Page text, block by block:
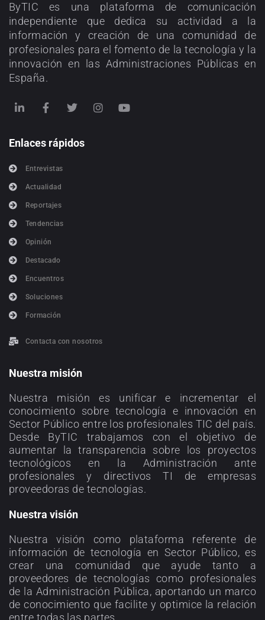
ByTIC es una plataforma de comunicación
independiente que dedica su actividad a la
información y creación de una comunidad de
profesionales para el fomento de la tecnología y la
innovación en las Administraciones Públicas en
España.
Enlaces rápidos
Entrevistas
Actualidad
Reportajes
Tendencias
Opinión
Destacado
Encuentros
Soluciones
Formación
Contacta con nosotros
Nuestra misión
Nuestra misión es unificar e incrementar el
conocimiento sobre tecnología e innovación en
Sector Público entre los profesionales TIC del país.
Desde ByTIC trabajamos con el objetivo de
aumentar la transparencia sobre los proyectos
tecnológicos en la Administración ante
profesionales y directivos TI de empresas
proveedoras de tecnologías.
Nuestra visión
Nuestra visión como plataforma referente de
información de tecnología en Sector Público, es
crear una comunidad que ayude tanto a
proveedores de tecnologías como profesionales
de la Administración Pública, aportando un marco
de conocimiento que facilite y optimice la relación
entre todas las partes.